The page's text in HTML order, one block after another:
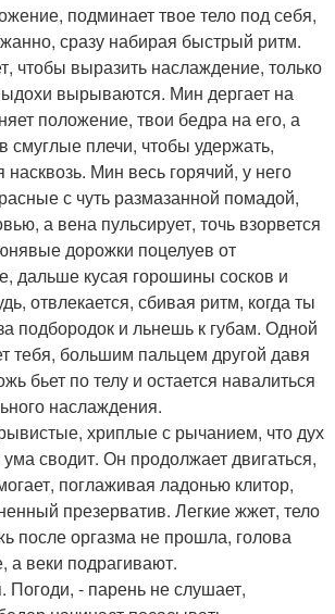
подминает твое тело под себя,
сразу набирая быстрый ритм.
чтобы выразить наслаждение, только
вырываются. Мин дергает на
положение, твои бедра на его, а
смуглые плечи, чтобы удержать,
Мин весь горячий, у него
с чуть размазанной помадой,
а вена пульсирует, точь взорвется
дорожки поцелуев от
дальше кусая горошины сосков и
отвлекается, сбивая ритм, когда ты
подбородок и льнешь к губам. Одной
тебя, большим пальцем другой давя
бьет по телу и остается навалиться
наслаждения.
хриплые с рычанием, что дух
сводит. Он продолжает двигаться,
поглаживая ладонью клитор,
презерватив. Легкие жжет, тело
после оргазма не прошла, голова
а веки подрагивают.
Погоди, - парень не слушает,